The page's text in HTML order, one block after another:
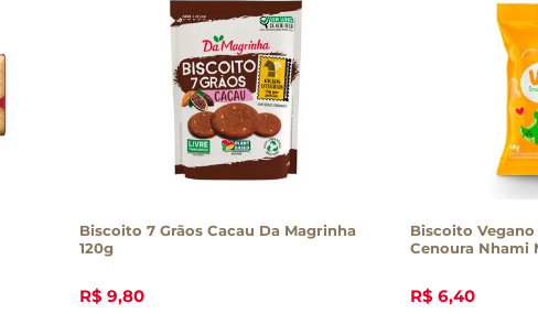
Biscoito 7 Grãos Cacau Da Magrinha
120g
R$ 9,80
Biscoito Vegano
Cenoura Nhami
R$ 6,40